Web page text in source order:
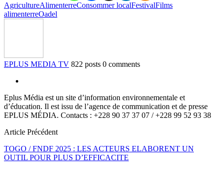
AgricultureAlimenterreConsommer localFestivalFilms
alimenterreOadel
EPLUS MEDIA TV 822 posts 0 comments
Eplus Média est un site d’information environnementale et
d’éducation. Il est issu de l’agence de communication et de presse
EPLUS MÉDIA. Contacts : +228 90 37 37 07 / +228 99 52 93 38
Article Précédent
TOGO / FNDF 2025 : LES ACTEURS ELABORENT UN
OUTIL POUR PLUS D’EFFICACITE